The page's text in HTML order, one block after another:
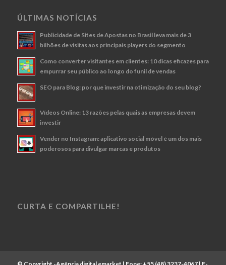
ÚLTIMAS NOTÍCIAS
Publicidade de Sites de Apostas no Brasil leva mais de 3
bilhões de visitas aos principais players do segmento
Como converter visitantes em clientes: 10 dicas eficazes para
empurrar seu público ao longo do funil de vendas
SEO para Blog: por que investir na otimização do seu blog?
Vídeos Online: 13 razões pelas quais as empresas devem
investir
Vender no Instagram: aplicativo social móvel é um dos mais
poderosos para divulgar marcas e produtos
CURTA E COMPARTILHE!